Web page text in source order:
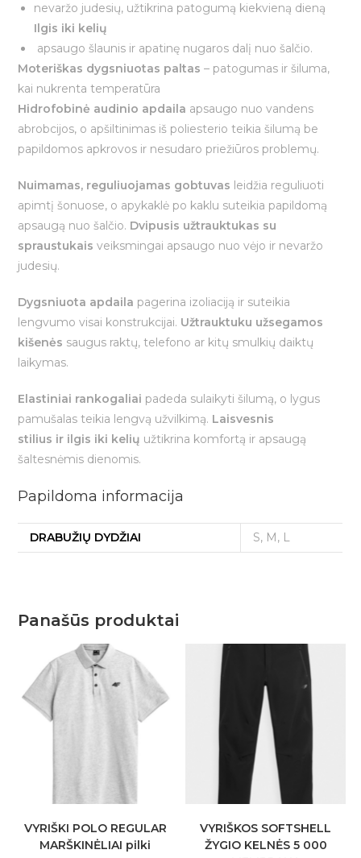
nevaržo judesių, užtikrina patogumą kiekvieną dieną
Ilgis iki kelių
apsaugo šlaunis ir apatinę nugaros dalį nuo šalčio.
Moteriškas dygsniuotas paltas – patogumas ir šiluma,
kai nukrenta temperatūra
Hidrofobinė audinio apdaila apsaugo nuo vandens
abrobcijos, o apšiltinimas iš poliesterio teikia šilumą be
papildomos apkrovos ir nesudaro priežiūros problemų.
Nuimamas, reguliuojamas gobtuvas leidžia reguliuoti
apimtį šonuose, o apykaklė po kaklu suteikia papildomą
apsaugą nuo šalčio. Dvipusis užtrauktukas su
spraustukais veiksmingai apsaugo nuo vėjo ir nevaržo
judesių.
Dygsniuota apdaila pagerina izoliaciją ir suteikia
lengvumo visai konstrukcijai. Užtrauktuku užsegamos
kišenės saugus raktų, telefono ar kitų smulkių daiktų
laikymas.
Elastiniai rankogaliai padeda sulaikyti šilumą, o lygus
pamušalas teikia lengvą užvilkimą. Laisvesnis
stilius ir ilgis iki kelių užtikrina komfortą ir apsaugą
šaltesnėmis dienomis.
Papildoma informacija
DRABUŽIŲ DYDŽIAI S, M, L
Panašūs produktai
VYRIŠKI POLO REGULAR
MARŠKINĖLIAI pilki
VYRIŠKOS SOFTSHELL
ŽYGIO KELNĖS 5 000